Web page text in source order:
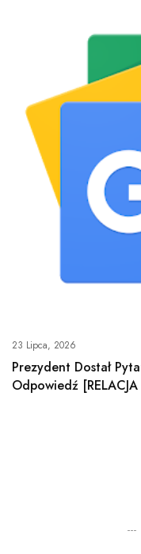
23 Lipca, 2026
Prezydent Dostał
Odpowiedź